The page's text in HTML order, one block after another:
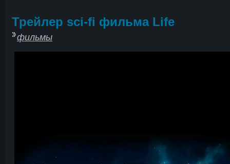
Трейлер sci-fi фильма Life
фильмы